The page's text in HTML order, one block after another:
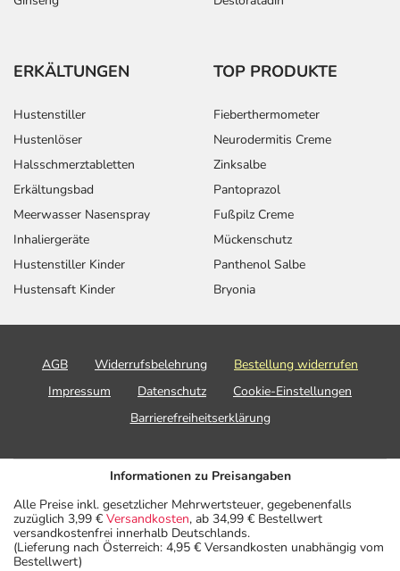
ERKÄLTUNGEN
Hustenstiller
Hustenlöser
Halsschmerztabletten
Erkältungsbad
Meerwasser Nasenspray
Inhaliergeräte
Hustenstiller Kinder
Hustensaft Kinder
TOP PRODUKTE
Fieberthermometer
Neurodermitis Creme
Zinksalbe
Pantoprazol
Fußpilz Creme
Mückenschutz
Panthenol Salbe
Bryonia
AGB Widerrufsbelehrung
Bestellung widerrufen
Impressum
Datenschutz
Cookie-Einstellungen
Barrierefreiheitserklärung
Informationen zu Preisangaben
Alle Preise inkl. gesetzlicher Mehrwertsteuer, gegebenenfalls
zuzüglich 3,99 € Versandkosten, ab 34,99 € Bestellwert
versandkostenfrei innerhalb Deutschlands.
(Lieferung nach Österreich: 4,95 € Versandkosten unabhängig vom
Bestellwert)